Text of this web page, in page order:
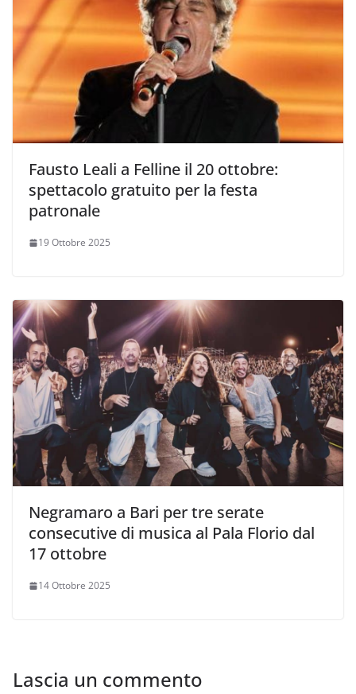
Fausto Leali a Felline il 20 ottobre:
spettacolo gratuito per la festa
patronale
19 Ottobre 2025
Negramaro a Bari per tre serate
consecutive di musica al Pala Florio dal
17 ottobre
14 Ottobre 2025
Lascia un commento